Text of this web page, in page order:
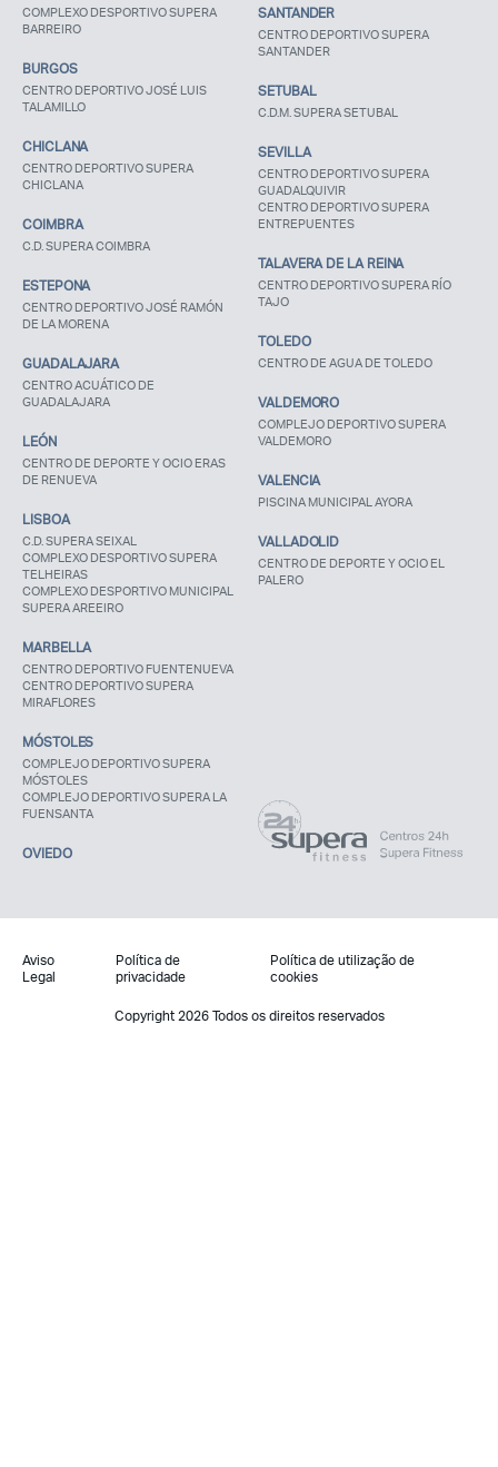
COMPLEXO DESPORTIVO SUPERA
BARREIRO
BURGOS
CENTRO DEPORTIVO JOSÉ LUIS
TALAMILLO
CHICLANA
CENTRO DEPORTIVO SUPERA
CHICLANA
COIMBRA
C.D. SUPERA COIMBRA
ESTEPONA
CENTRO DEPORTIVO JOSÉ RAMÓN
DE LA MORENA
GUADALAJARA
CENTRO ACUÁTICO DE
GUADALAJARA
LEÓN
CENTRO DE DEPORTE Y OCIO ERAS
DE RENUEVA
LISBOA
C.D. SUPERA SEIXAL
COMPLEXO DESPORTIVO SUPERA
TELHEIRAS
COMPLEXO DESPORTIVO MUNICIPAL
SUPERA AREEIRO
MARBELLA
CENTRO DEPORTIVO FUENTENUEVA
CENTRO DEPORTIVO SUPERA
MIRAFLORES
MÓSTOLES
COMPLEJO DEPORTIVO SUPERA
MÓSTOLES
COMPLEJO DEPORTIVO SUPERA LA
FUENSANTA
OVIEDO
SANTANDER
CENTRO DEPORTIVO SUPERA
SANTANDER
SETUBAL
C.D.M. SUPERA SETUBAL
SEVILLA
CENTRO DEPORTIVO SUPERA
GUADALQUIVIR
CENTRO DEPORTIVO SUPERA
ENTREPUENTES
TALAVERA DE LA REINA
CENTRO DEPORTIVO SUPERA RÍO
TAJO
TOLEDO
CENTRO DE AGUA DE TOLEDO
VALDEMORO
COMPLEJO DEPORTIVO SUPERA
VALDEMORO
VALENCIA
PISCINA MUNICIPAL AYORA
VALLADOLID
CENTRO DE DEPORTE Y OCIO EL
PALERO
Aviso
Legal
Política de
privacidade
Política de utilização de
cookies
Copyright 2026 Todos os direitos reservados